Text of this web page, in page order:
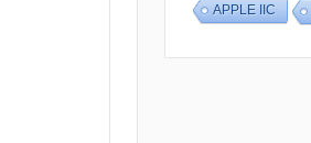
APPLE IIC